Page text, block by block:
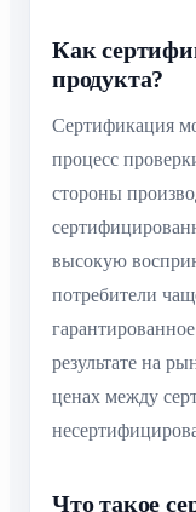
Как
продукта?
Сертификация
процесс
стороны
высокую
потребители
результате на
ценах между
Что такое